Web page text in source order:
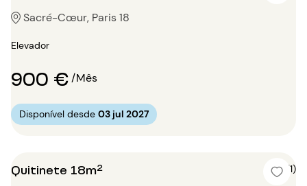
Sacré-Cœur, Paris 18
Elevador
900 €/Mês
Disponível desde 03 jul 2027
Quitinete 18m² 4 (1)